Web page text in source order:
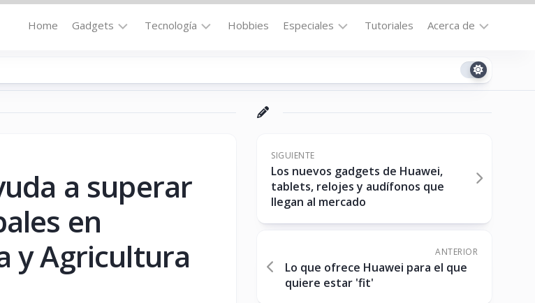
Home Gadgets
Hogar
Portátil
Móviles
Tecnología
Internet
Hobbies Especiales
la
Destacados
Downloads
No-
cat
Tutoriales Acerca de
Contacto
Cookie
Policy
a superar
en
y Agricultura
SIGUIENTE
Los nuevos gadgets de Huawei,
tablets, relojes y audífonos que
llegan al mercado
ANTERIOR
Lo que ofrece Huawei para el que
quiere estar 'fit'